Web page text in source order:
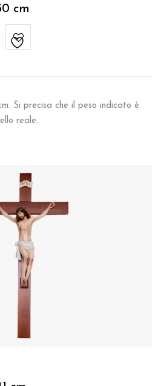
cm
Si precisa che il peso indicato è
reale.